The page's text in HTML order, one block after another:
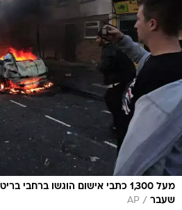
מעל 1,300 כתבי אישום הוגשו
שעבר /
AP